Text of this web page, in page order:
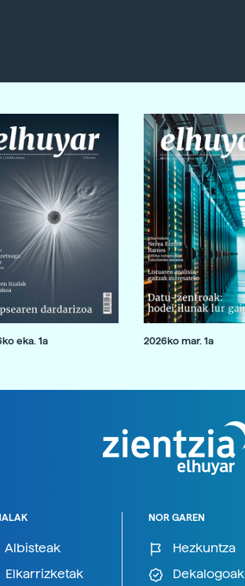
eka. 1a 2026ko mar. 1a
Albisteak
Elkarrizketak
NOR GAREN
Hezkuntza
Dekalogoak